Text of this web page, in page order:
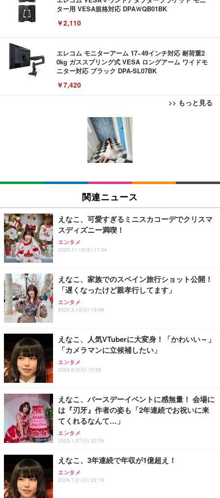
ター用 VESA規格対応 DPAＷQB01BK
￥2,110
エレコム モニターアーム 17~49インチ対応 耐荷重2
0kg ガススプリング式 VESA ロングアーム ワイドモ
ニター対応 ブラック DPA-SL07BK
￥7,420
>> もっと見る
エレコム 有線キーボード メンブレン ブラック TK-F
エレコム ワイヤレスキーボード メンブレン 薄型 フ
ルキーボード テンキー ブラック TK-FDM110TXBK
￥1,700
【国内正規品】Keychron B1 Pro ウルトラスリム ワ
イヤレスキーボード、ZMKカスタマイズ、シザース
イッチ、2.4 GHz/Bluetooth 5.2/有線接続、ロングバ
リーホワイト（かな印字なし）, JISレイアウト)
エレコム ワイヤレスキーボード マウスセット メン
ブレン 薄型 フルキーボード ブラック TK-FDM110M
BK
エレコム ワイヤレスキーボード 静音 テンキー付 薄
型コンパクトサイズ Windows ChromeOS macOS
対応 ブラック TK-QT30DMBK
エレコム ワイヤレスマウス Bluetooth Slint M-TM1
0BBWH/EC 薄型 静音 4ボタン プレゼンモード機能
付 Windows Mac Android iOS iPadOS FireOS対応
エレコム ワイヤレスマウス Bluetooth EX-G 握りの
ガンメタリック M-XGM15BBSGM/EC
￥1,890
HP 有線 マウス HP 100G
エレコム ワイヤレスマウス 静音 Slint Bluetooth 無
線2.4GHz 3台マルチペアリング 薄型 軽量 充電式 M
サイズ ブラック M-TM25MBMSABK
マウス 無線 静音 ワイヤレスマウス Bluetooth 5.4 2.
4GHz Type-C 充電式 無線マウス 薄型 3段階DPI切替
EIZO ビジネス向けプレミアムモニター | FlexScan
EV3240X-WT | 31.5型4K UHD・USB Type-C・ホワ
EIZO ビジネス向けプレミアムモニター | FlexScan
￥109,572
【純正品】27"ゲーミングモニター DualSense 充電
フック付き（CFI-ZDM1J）
【整備済み品】Dell E2724HS 27インチ 液晶モニタ
ー フルHD（1920×1080）VA 非光沢 HDMI/DisplayP
ort/VGA スピーカー内蔵 高さ調整 スイベル VESA対
【MiniLED/24.5inch/280Hz/FHD】GRAPHT THE S
HOOTER Gaming Monitor 24” Essential ゲーミン
グモニター QD 24.5インチ 1ms FHD 量子ドット 残
関連ニュース
えなこ、可愛すぎるミニスカコーデでクリスマ
スディズニー満喫！
エンタメ
2025.11.19(水) 17:54
えなこ、家族でのスペイン旅行ショット公開！
「遅くなったけど親孝行してます」
エンタメ
2025.3.10(月) 12:48
えなこ、人気VTuberに大変身！「かわいい～」
「カメラマンに立候補したい」
エンタメ
2024.8.5(月) 13:38
えなこ、バースデーイベントに感無量！ 会場に
は『刃牙』作者の姿も「2年連続でお祝いに来
てくれるなんて…」
エンタメ
2025.1.27(月) 20:39
えなこ、3年連続で年収が1億超え！
エンタメ
2024.7.21(日) 22:19